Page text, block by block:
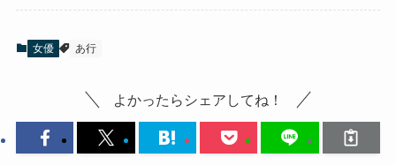
女優 あ行
よかったらシェアしてね！